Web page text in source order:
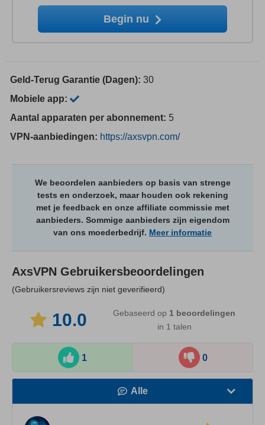
Begin nu
Geld-Terug Garantie (Dagen): 30
Mobiele app:
Aantal apparaten per abonnement: 5
VPN-aanbiedingen: https://axsvpn.com/
We beoordelen aanbieders op basis van strenge
tests en onderzoek, maar houden ook rekening
met je feedback en onze affiliate commissie met
aanbieders. Sommige aanbieders zijn eigendom
van ons moederbedrijf. Meer informatie
AxsVPN Gebruikersbeoordelingen
(Gebruikersreviews zijn niet geverifieerd)
10.0 Gebaseerd op 1 beoordelingen
in 1 talen
1 0
Alle